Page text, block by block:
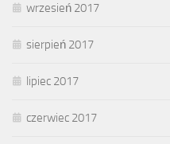
wrzesień 2017
sierpień 2017
lipiec 2017
czerwiec 2017